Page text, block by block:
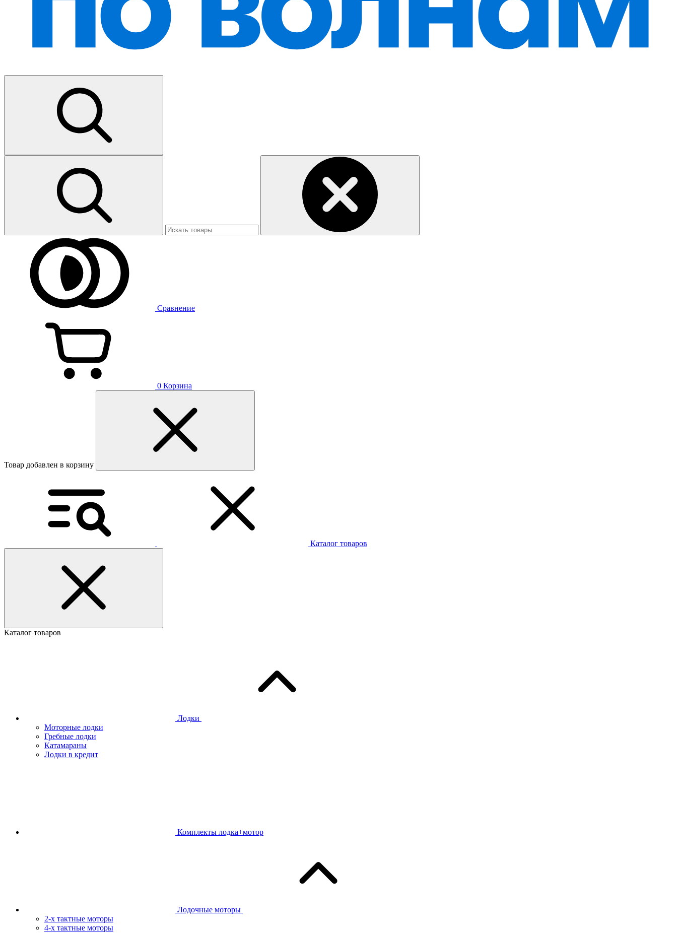
Сравнение
0 Корзина
Товар добавлен в корзину
Каталог товаров
Каталог товаров
Лодки
Моторные лодки
Гребные лодки
Катамараны
Лодки в кредит
Комплекты лодка+мотор
Лодочные моторы
2-х тактные моторы
4-х тактные моторы